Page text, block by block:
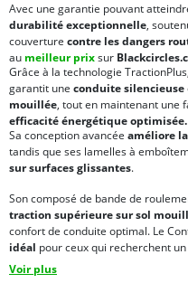
Avec une garantie pouvant
durabilité exceptionnelle,
couverture contre les dangers
au meilleur prixsur
Grâce à la technologie
garantit une conduite silencieuse
mouillée, tout en maintenant une
efficacité énergétique optimisée.
Sa conception avancée améliore
tandis que ses lamelles à
sur surfaces glissantes.
Son composé de bande de
traction supérieure sur sol
confort de conduite optimal. Le
idéal pour ceux qui recherchent un
les saisons.
Voir plus